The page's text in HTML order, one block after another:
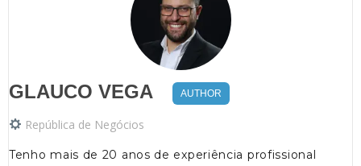
GLAUCO VEGA AUTHOR
República de Negócios
Tenho mais de 20 anos de experiência profissional